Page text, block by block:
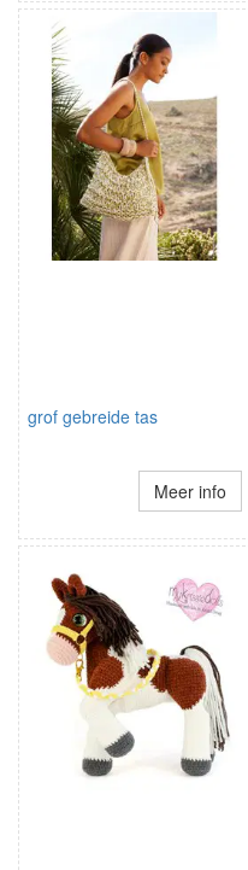
grof gebreide tas
Meer info